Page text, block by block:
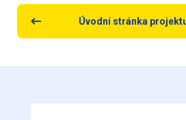
Úvodní stránka